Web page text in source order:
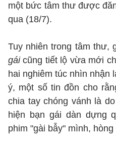
một bức tâm thư được
qua (18/7).
Tuy nhiên trong tâm thư,
gáicũng tiết lộ vừa mới
hai nghiêm túc nhìn nhận
ý, một số tin đồn cho
chia tay chóng vánh là
hiện bạn gái dàn dựng
phim "gài bẫy" mình,